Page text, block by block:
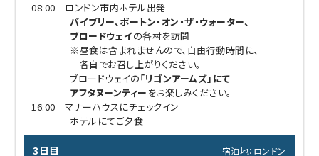
08:00 ロンドン市内ホテル出発
バイブリー、ボートン・オン・ザ・ウォーター、
ブロードウェイの各村を訪問
※昼食は含まれませんので、自由行動時間に、
各自でお召し上がりください。
ブロードウェイの「リゴンアームズ」にて
アフタヌーンティー をお楽しみください。
16:00 マナーハウスにチェックイン
ホテルにてご夕食
3日目 宿泊地：ロンドン